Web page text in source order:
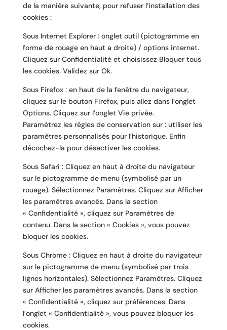
de la manière suivante, pour refuser l’installation des
cookies :
Sous Internet Explorer : onglet outil (pictogramme en
forme de rouage en haut a droite) / options internet.
Cliquez sur Confidentialité et choisissez Bloquer tous
les cookies. Validez sur Ok.
Sous Firefox : en haut de la fenêtre du navigateur,
cliquez sur le bouton Firefox, puis allez dans l’onglet
Options. Cliquez sur l’onglet Vie privée.
Paramétrez les règles de conservation sur : utiliser les
paramètres personnalisés pour l’historique. Enfin
décochez-la pour désactiver les cookies.
Sous Safari : Cliquez en haut à droite du navigateur
sur le pictogramme de menu (symbolisé par un
rouage). Sélectionnez Paramètres. Cliquez sur Afficher
les paramètres avancés. Dans la section
« Confidentialité », cliquez sur Paramètres de
contenu. Dans la section « Cookies », vous pouvez
bloquer les cookies.
Sous Chrome : Cliquez en haut à droite du navigateur
sur le pictogramme de menu (symbolisé par trois
lignes horizontales). Sélectionnez Paramètres. Cliquez
sur Afficher les paramètres avancés. Dans la section
« Confidentialité », cliquez sur préférences. Dans
l’onglet « Confidentialité », vous pouvez bloquer les
cookies.